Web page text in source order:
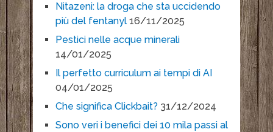
Nitazeni: la droga che sta uccidendo
più del fentanyl 16/11/2025
Pestici nelle acque minerali
14/01/2025
Il perfetto curriculum ai tempi di AI
04/01/2025
Che significa Clickbait? 31/12/2024
Sono veri i benefici dei 10 mila passi al